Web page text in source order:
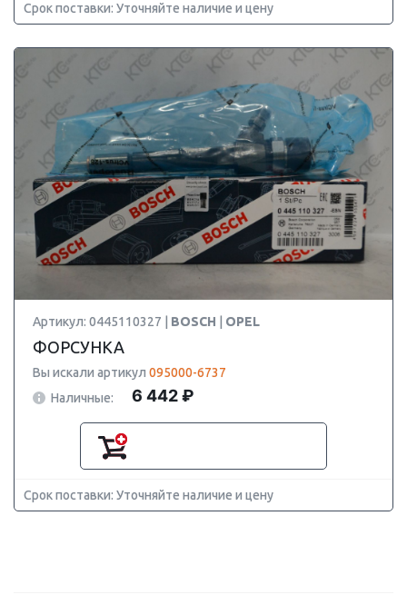
Срок поставки: Уточняйте наличие и цену
Артикул: 0445110327 | BOSCH OPEL
ФОРСУНКА
Вы искали артикул 095000-6737
Наличные:
6 442 ₽
Срок поставки: Уточняйте наличие и цену